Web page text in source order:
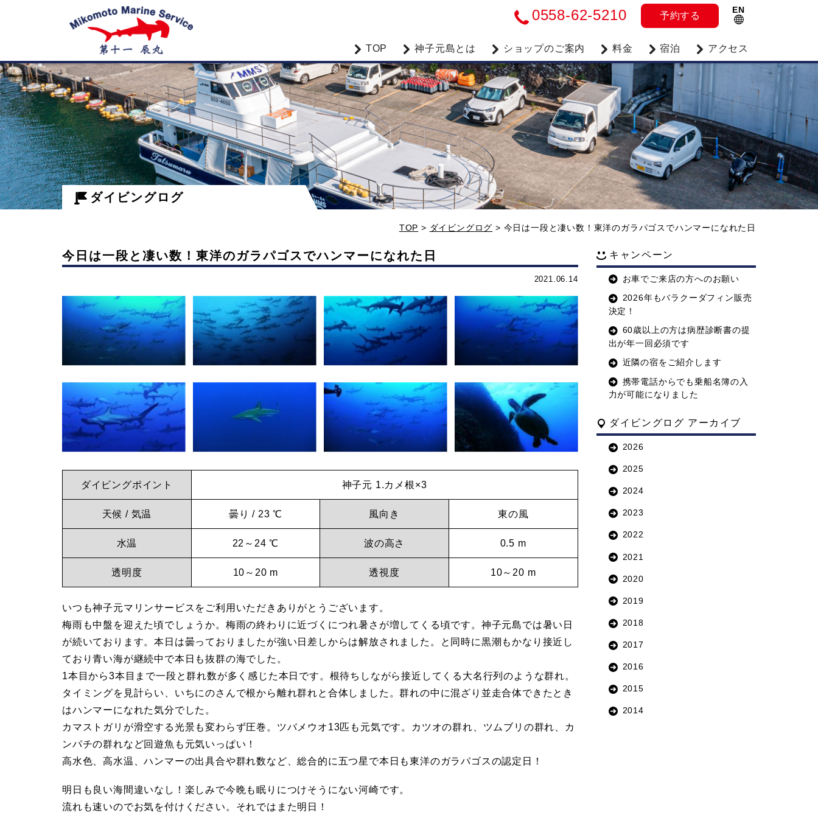
0558-62-5210 予約する
EN
神
子
元
島
ダ
ビ
ン
グ
な
ら
神
子
元
マ
リ
ン
サ
ー
ビ
TOP 神子元島とは ショップのご案内 料金 宿泊 アクセス
今
日
は
一
段
と
ダイビングログ
TOP > ダイビングログ > 今日は一段と凄い数！東洋のガラパゴスでハンマーになれた日
今日は一段と凄い数！東洋のガラパゴスでハンマーになれた日
2021.06.14
ダイビングポイント 神子元 1.カメ根×3
天候 / 気温 曇り / 23 ℃ 風向き 東の風
水温 22～24 ℃ 波の高さ 0.5 m
透明度 10～20 m 透視度 10～20 m
いつも神子元マリンサービスをご利用いただきありがとうございます。
梅雨も中盤を迎えた頃でしょうか。梅雨の終わりに近づくにつれ暑さが増してくる頃です。神子元島では暑い日
が続いております。本日は曇っておりましたが強い日差しからは解放されました。と同時に黒潮もかなり接近し
ており青い海が継続中で本日も抜群の海でした。
1本目から3本目まで一段と群れ数が多く感じた本日です。根待ちしながら接近してくる大名行列のような群れ。
タイミングを見計らい、いちにのさんで根から離れ群れと合体しました。群れの中に混ざり並走合体できたとき
はハンマーになれた気分でした。
カマストガリが滑空する光景も変わらず圧巻。ツバメウオ13匹も元気です。カツオの群れ、ツムブリの群れ、カ
ンパチの群れなど回遊魚も元気いっぱい！
高水色、高水温、ハンマーの出具合や群れ数など、総合的に五つ星で本日も東洋のガラパゴスの認定日！
明日も良い海間違いなし！楽しみで今晩も眠りにつけそうにない河崎です。
流れも速いのでお気を付けください。それではまた明日！
キャンペーン
お車でご来店の方へのお願い
2026年もバラクーダフィン販売
決定！
60歳以上の方は病歴診断書の提
出が年一回必須です
近隣の宿をご紹介します
携帯電話からでも乗船名簿の入
力が可能になりました
ダイビングログ アーカイブ
2026
2025
2024
2023
2022
2021
2020
2019
2018
2017
2016
2015
2014